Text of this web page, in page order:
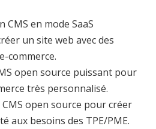
CMS en mode SaaS
un site web avec des
commerce.
open source puissant pour
très personnalisé.
open source pour créer
aux besoins des TPE/PME.